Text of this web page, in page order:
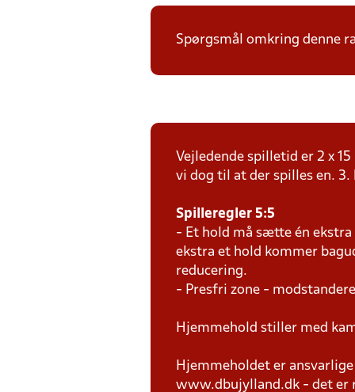
Spørgsmål omkring denne
Vejledende spilletid er 2 x
vi dog til at der spilles en. 3.
Spilleregler 5:5
- Et hold må sætte én ekstra
ekstra et hold kommer
reducering.
- Presfri zone -
Hjemmehold stiller med
Hjemmeholdet er
www.dbujylland.dk - det er